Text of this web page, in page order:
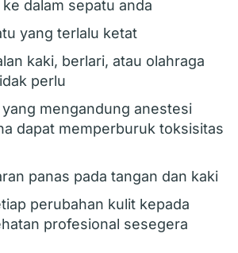
dalam sepatu anda
yang terlalu ketat
kaki, berlari, atau olahraga
perlu
mengandung anestesi
dapat memperburuk toksisitas
panas pada tangan dan kaki
perubahan kulit kepada
profesional sesegera